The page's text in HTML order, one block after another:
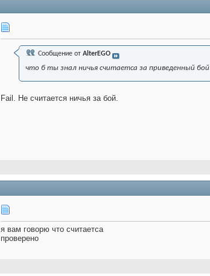
Сообщение от AlterEGO
что б ты знал ничья считаетса за приведенный бой
Fail. Не считается ничья за бой.
я вам говорю что считаетса
проверено